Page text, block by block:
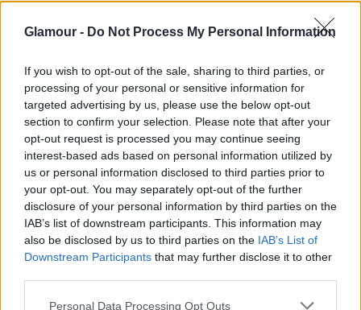
Glamour - Do Not Process My Personal Information
If you wish to opt-out of the sale, sharing to third parties, or
processing of your personal or sensitive information for
targeted advertising by us, please use the below opt-out
section to confirm your selection. Please note that after your
opt-out request is processed you may continue seeing
interest-based ads based on personal information utilized by
us or personal information disclosed to third parties prior to
your opt-out. You may separately opt-out of the further
disclosure of your personal information by third parties on the
IAB’s list of downstream participants. This information may
also be disclosed by us to third parties on the IAB’s List of
Downstream Participants that may further disclose it to other
Please note that this website/app uses one or more Google
Personal Data Processing Opt Outs
Orvosi oka van, hogy a nőknek miért keletkezik
narancsbőrük